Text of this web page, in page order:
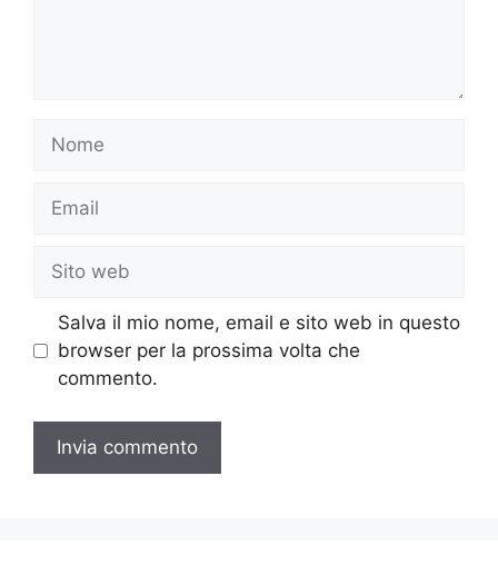
Nome
Email
Sito
web
Salva il mio nome, email e sito web in questo
browser per la prossima volta che
commento.